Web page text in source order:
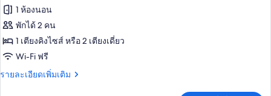
ทั้งหมด
ของ
ห้อง
พัก
(Mayfair)
1 ห้องนอน
พักได้ 2 คน
1 เตียงคิงไซส์ หรือ 2 เตียงเดี่ยว
Wi-Fi ฟรี
รายละเอียดเพิ่มเติม
ราย